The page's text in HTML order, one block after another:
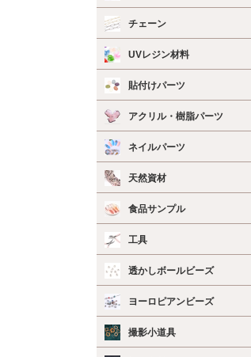
チェーン
UVレジン材料
貼付けパーツ
アクリル・樹脂パーツ
ネイルパーツ
天然資材
食品サンプル
工具
透かしボールビーズ
ヨーロピアンビーズ
撮影小道具